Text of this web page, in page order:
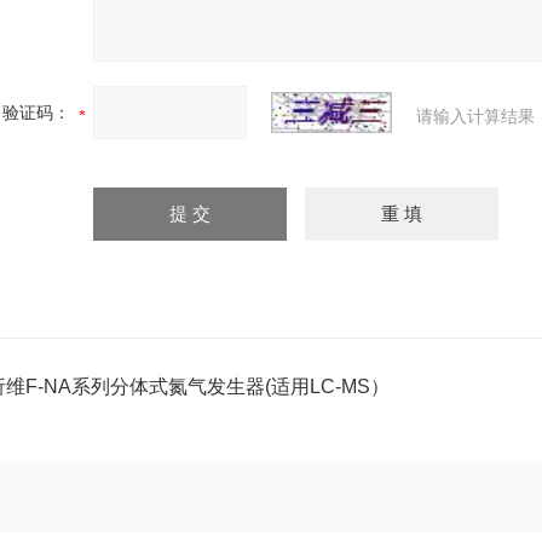
验证码： 请输入计算结果
维F-NA系列分体式氮气发生器(适用LC-MS）